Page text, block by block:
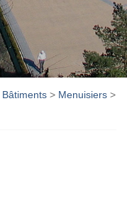
Bâtiments > Menuisiers >